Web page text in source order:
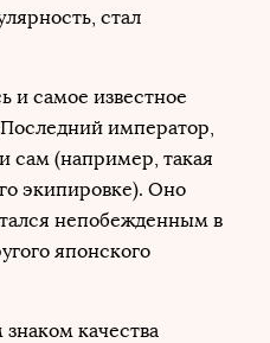
стал
и самое известное
император,
сам (например, такая
экипировке). Оно
непобежденным в
японского
качества